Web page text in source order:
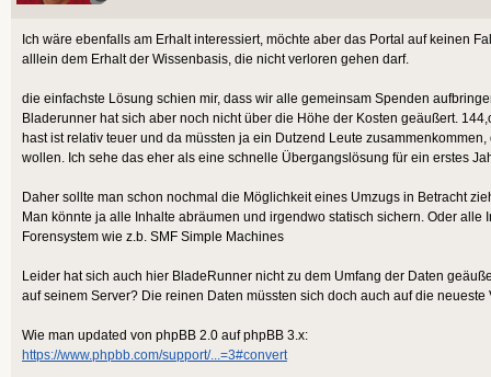
Ich wäre ebenfalls am Erhalt interessiert, möchte aber das Portal auf keinen
alllein dem Erhalt der Wissenbasis, die nicht verloren gehen darf.
die einfachste Lösung schien mir, dass wir alle gemeinsam Spenden
Bladerunner hat sich aber noch nicht über die Höhe der Kosten geäußert.
hast ist relativ teuer und da müssten ja ein Dutzend Leute
wollen. Ich sehe das eher als eine schnelle Übergangslösung für ein erstes
Daher sollte man schon nochmal die Möglichkeit eines Umzugs in Betracht
Man könnte ja alle Inhalte abräumen und irgendwo statisch sichern. Oder alle
Forensystem wie z.b. SMF Simple Machines
Leider hat sich auch hier BladeRunner nicht zu dem Umfang der Daten
auf seinem Server? Die reinen Daten müssten sich doch auch auf die
Wie man updated von phpBB 2.0 auf phpBB 3.x:
https://www.phpbb.com/support/...=3#convert